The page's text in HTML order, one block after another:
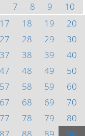
7 8 9
10
17 18 19
20
27 28 29
30
37 38 39
40
47 48 49
50
57 58 59
60
67 68 69
70
77 78 79
80